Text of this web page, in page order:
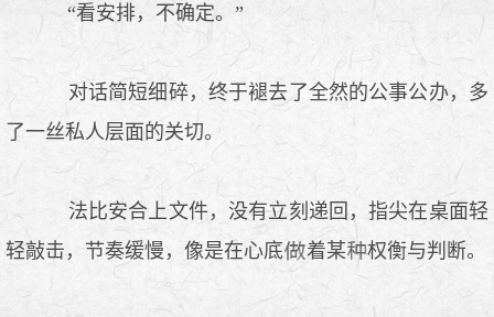
“看安排，不确定。”
对话简短细碎，终于褪去了全然的公事公办，多
了一丝私人层面的关切。
法比安合上文件，没有立刻递回，指尖在桌面轻
轻敲击，节奏缓慢，像是在心底
着某 权衡与判断。